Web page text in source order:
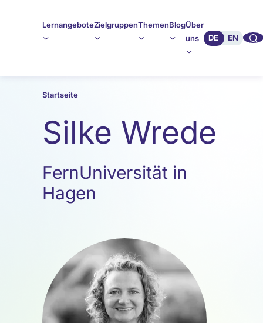
LernangeboteZielgruppenThemenBlogÜber
uns
DE EN 🔍︎︎
Startseite
Silke Wrede
FernUniversität in
Hagen